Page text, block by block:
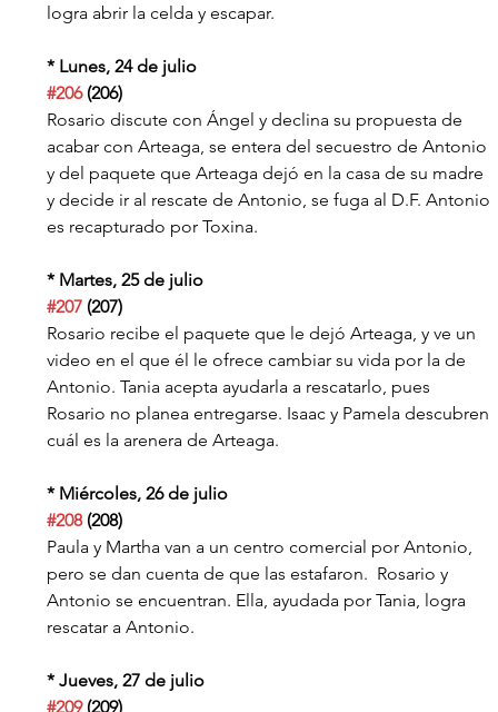
logra abrir la celda y escapar.
* Lunes, 24 de julio
#206 (206)
Rosario discute con Ángel y declina su propuesta de
acabar con Arteaga, se entera del secuestro de Antonio
y del paquete que Arteaga dejó en la casa de su madre
y decide ir al rescate de Antonio, se fuga al D.F. Antonio
es recapturado por Toxina.
* Martes, 25 de julio
#207 (207)
Rosario recibe el paquete que le dejó Arteaga, y ve un
video en el que él le ofrece cambiar su vida por la de
Antonio. Tania acepta ayudarla a rescatarlo, pues
Rosario no planea entregarse. Isaac y Pamela descubren
cuál es la arenera de Arteaga.
* Miércoles, 26 de julio
#208 (208)
Paula y Martha van a un centro comercial por Antonio,
pero se dan cuenta de que las estafaron.  Rosario y
Antonio se encuentran. Ella, ayudada por Tania, logra
rescatar a Antonio.
* Jueves, 27 de julio
#209 (209)